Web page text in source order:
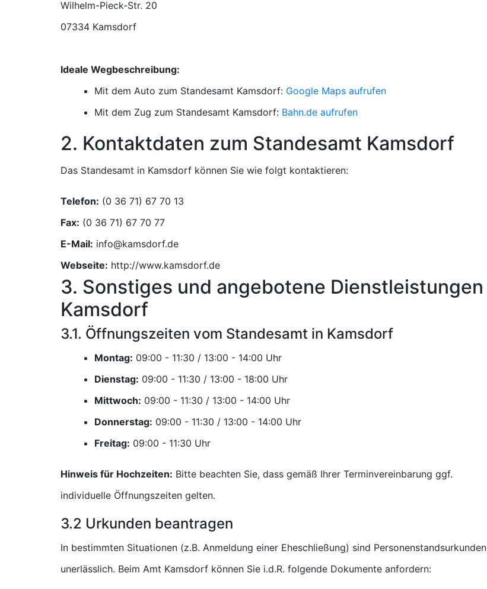
07334 Kamsdorf
Ideale Wegbeschreibung:
Mit dem Auto zum Standesamt Kamsdorf: Google Maps aufrufen
Mit dem Zug zum Standesamt Kamsdorf: Bahn.de aufrufen
2. Kontaktdaten zum Standesamt Kamsdorf
Das Standesamt in Kamsdorf können Sie wie folgt kontaktieren:
Telefon:
Fax:
E-Mail:
Webseite: http://www.kamsdorf.de
3. Sonstiges und angebotene Dienstleistungen
Kamsdorf
3.1. Öffnungszeiten vom Standesamt in Kamsdorf
Montag:
Uhr
Dienstag:
Uhr
Mittwoch:
Uhr
Donnerstag:
Uhr
Freitag:
Uhr
Hinweis für Hochzeiten: Bitte beachten Sie, dass gemäß Ihrer Terminvereinbarung ggf.
individuelle Öffnungszeiten gelten.
3.2 Urkunden beantragen
In bestimmten Situationen (z.B. Anmeldung einer Eheschließung) sind Personenstandsurkunden
unerlässlich. Beim Amt Kamsdorf können Sie i.d.R. folgende Dokumente anfordern: